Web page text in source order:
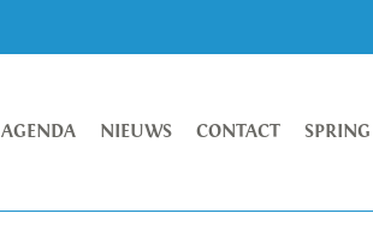
AGENDA NIEUWS CONTACT SPRING